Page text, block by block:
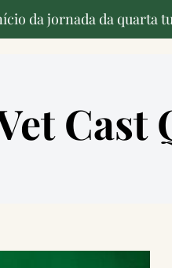
da jornada da quarta
Cast